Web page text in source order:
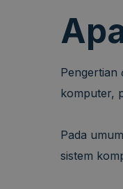
Pengertian
komputer,
Pada
sistem